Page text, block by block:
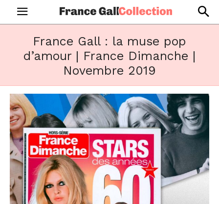
France Gall : la muse pop
d’amour | France Dimanche |
Novembre 2019